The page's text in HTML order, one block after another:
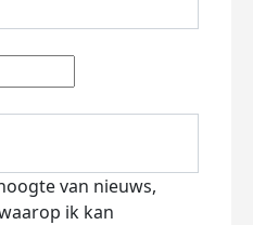
van nieuws,
ik kan